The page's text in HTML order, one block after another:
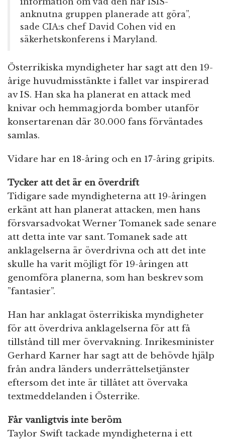
anknutna gruppen planerade att göra”,
sade CIA:s chef David Cohen vid en
säkerhetskonferens i Maryland.
Österrikiska myndigheter har sagt att den 19-
årige huvudmisstänkte i fallet var inspirerad
av IS. Han ska ha planerat en attack med
knivar och hemmagjorda bomber utanför
konsertarenan där 30.000 fans förväntades
samlas.
Vidare har en 18-åring och en 17-åring gripits.
Tycker att det är en överdrift
Tidigare sade myndigheterna att 19-åringen
erkänt att han planerat attacken, men hans
försvarsadvokat Werner Tomanek sade senare
att detta inte var sant. Tomanek sade att
anklagelserna är överdrivna och att det inte
skulle ha varit möjligt för 19-åringen att
genomföra planerna, som han beskrev som
”fantasier”.
Han har anklagat österrikiska myndigheter
för att överdriva anklagelserna för att få
tillstånd till mer övervakning. Inrikesminister
Gerhard Karner har sagt att de behövde hjälp
från andra länders underrättelsetjänster
eftersom det inte är tillåtet att övervaka
textmeddelanden i Österrike.
Får vanligtvis inte beröm
Taylor Swift tackade myndigheterna i ett